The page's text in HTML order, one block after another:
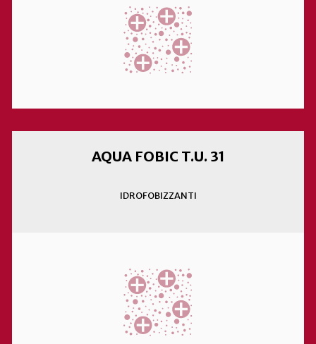
AQUA FOBIC T.U. 31
IDROFOBIZZANTI